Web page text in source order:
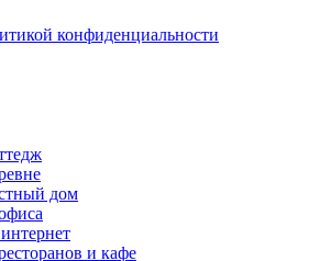
конфиденциальности
дом
и кафе